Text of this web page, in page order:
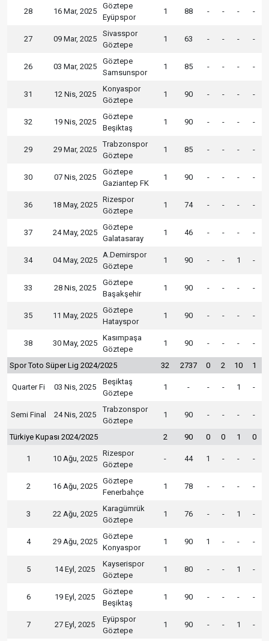
28 16 Mar, 2025
Göztepe
Eyüpspor
1 88 - - - -
27 09 Mar, 2025
Sivasspor
Göztepe
1 63 - - - -
26 03 Mar, 2025
Göztepe
Samsunspor
1 85 - - - -
31 12 Nis, 2025
Konyaspor
Göztepe
1 90 - - - -
32 19 Nis, 2025
Göztepe
Beşiktaş
1 90 - - - -
29 29 Mar, 2025
Trabzonspor
Göztepe
1 85 - - - -
30 07 Nis, 2025
Göztepe
Gaziantep FK
1 90 - - - -
36 18 May, 2025
Rizespor
Göztepe
1 74 - - - -
37 24 May, 2025
Göztepe
Galatasaray
1 46 - - - -
34 04 May, 2025
A.Demirspor
Göztepe
1 90 - - 1 -
33 28 Nis, 2025
Göztepe
Başakşehir
1 90 - - - -
35 11 May, 2025
Göztepe
Hatayspor
1 90 - - - -
38 30 May, 2025
Kasımpaşa
Göztepe
1 90 - - - -
Spor Toto Süper Lig 2024/2025 32 2737 0 2 10 1
Quarter Fi 03 Nis, 2025
Beşiktaş
Göztepe
1 - - - 1 -
Semi Final 24 Nis, 2025
Trabzonspor
Göztepe
1 90 - - - -
Türkiye Kupası 2024/2025 2 90 0 0 1 0
1 10 Ağu, 2025
Rizespor
Göztepe
- 44 1 - - -
2 16 Ağu, 2025
Göztepe
Fenerbahçe
1 78 - - - -
3 22 Ağu, 2025
Karagümrük
Göztepe
1 76 - - 1 -
4 29 Ağu, 2025
Göztepe
Konyaspor
1 90 1 - - -
5 14 Eyl, 2025
Kayserispor
Göztepe
1 80 - - 1 -
6 19 Eyl, 2025
Göztepe
Beşiktaş
1 90 - - - -
7 27 Eyl, 2025
Eyüpspor
Göztepe
1 90 - - 1 -